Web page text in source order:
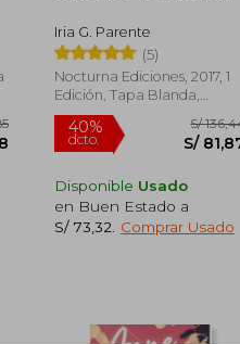
Iria G. Parente
(5)
Nocturna Ediciones, 2017, 1
Edición, Tapa Blanda,
Nuevo
Disponible Usado
en Buen Estado a
S/ 73,32
Comprar Usado